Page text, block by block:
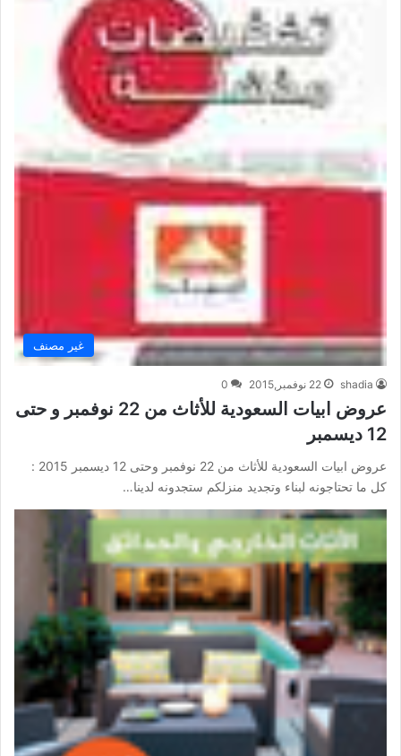
غير مصنف
shadia 22 نوفمبر,2015 0
عروض ابيات السعودية للأثاث من 22 نوفمبر و حتى
12 ديسمبر
عروض ابيات السعودية للأثاث من 22 نوفمبر وحتى 12 ديسمبر 2015 :
كل ما تحتاجونه لبناء وتجديد منزلكم ستجدونه لدينا…